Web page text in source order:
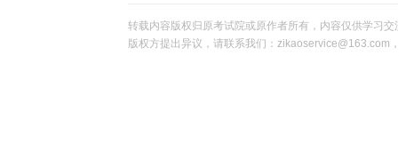
转载内容版权归原考试院或原作者所有，内容仅供学习
版权方提出异议，请联系我们：zikaoservice@163.com